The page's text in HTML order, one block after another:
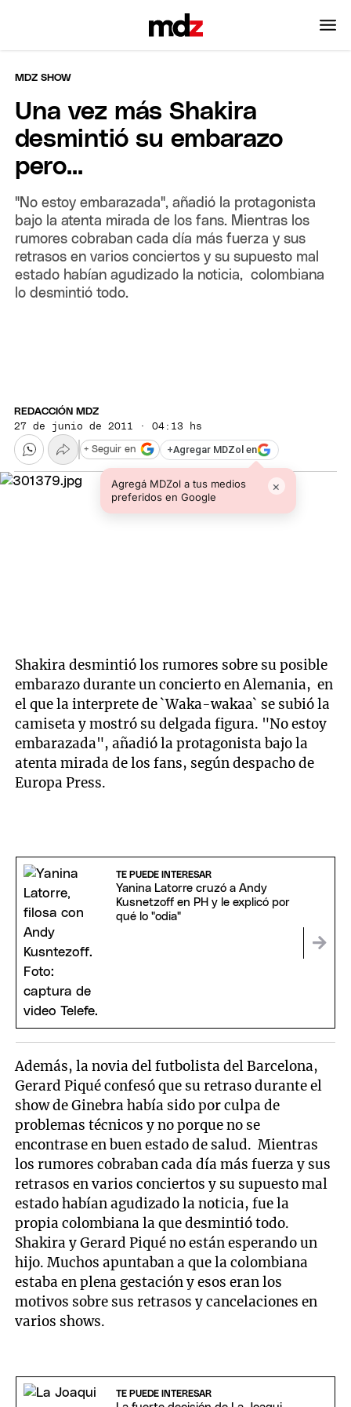
MDZ SHOW
Una vez más Shakira
desmintió su embarazo
pero...
"No estoy embarazada", añadió la protagonista
bajo la atenta mirada de los fans. Mientras los
rumores cobraban cada día más fuerza y sus
retrasos en varios conciertos y su supuesto mal
estado habían agudizado la noticia, colombiana
lo desmintió todo.
REDACCIÓN MDZ
27 de junio de 2011 · 04:13 hs
+Agregar MDZol en
Agregá MDZol a tus medios
preferidos en Google
×
+ Seguir en
Shakira desmintió los rumores sobre su posible
embarazo durante un concierto en Alemania, en
el que la interprete de `Waka-wakaa` se subió la
camiseta y mostró su delgada figura. "No estoy
embarazada", añadió la protagonista bajo la
atenta mirada de los fans, según despacho de
Europa Press.
TE PUEDE INTERESAR
Yanina Latorre cruzó a Andy
Kusnetzoff en PH y le explicó por
qué lo "odia"
Además, la novia del futbolista del Barcelona,
Gerard Piqué confesó que su retraso durante el
show de Ginebra había sido por culpa de
problemas técnicos y no porque no se
encontrase en buen estado de salud. Mientras
los rumores cobraban cada día más fuerza y sus
retrasos en varios conciertos y su supuesto mal
estado habían agudizado la noticia, fue la
propia colombiana la que desmintió todo.
Shakira y Gerard Piqué no están esperando un
hijo. Muchos apuntaban a que la colombiana
estaba en plena gestación y esos eran los
motivos sobre sus retrasos y cancelaciones en
varios shows.
TE PUEDE INTERESAR